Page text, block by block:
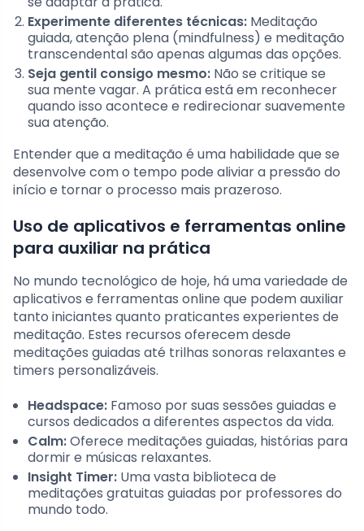
Experimente diferentes técnicas: Meditação
guiada, atenção plena (mindfulness) e meditação
transcendental são apenas algumas das opções.
Seja gentil consigo mesmo: Não se critique se
sua mente vagar. A prática está em reconhecer
quando isso acontece e redirecionar suavemente
sua atenção.
Entender que a meditação é uma habilidade que se
desenvolve com o tempo pode aliviar a pressão do
início e tornar o processo mais prazeroso.
Uso de aplicativos e ferramentas online
para auxiliar na prática
No mundo tecnológico de hoje, há uma variedade de
aplicativos e ferramentas online que podem auxiliar
tanto iniciantes quanto praticantes experientes de
meditação. Estes recursos oferecem desde
meditações guiadas até trilhas sonoras relaxantes e
timers personalizáveis.
Headspace: Famoso por suas sessões guiadas e
cursos dedicados a diferentes aspectos da vida.
Calm:Oferece meditações guiadas, histórias para
dormir e músicas relaxantes.
Insight Timer: Uma vasta biblioteca de
meditações gratuitas guiadas por professores do
mundo todo.